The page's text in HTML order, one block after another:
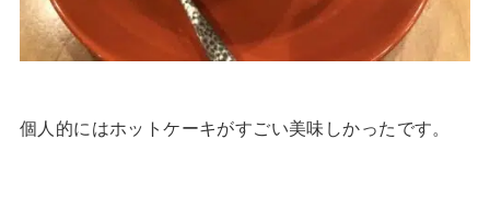
個人的にはホットケーキがすごい美味しかったです。